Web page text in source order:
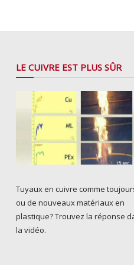
LE CUIVRE EST PLUS SÛR
Tuyaux en cuivre comme
ou de nouveaux matériaux en
plastique? Trouvez la réponse
la vidéo.